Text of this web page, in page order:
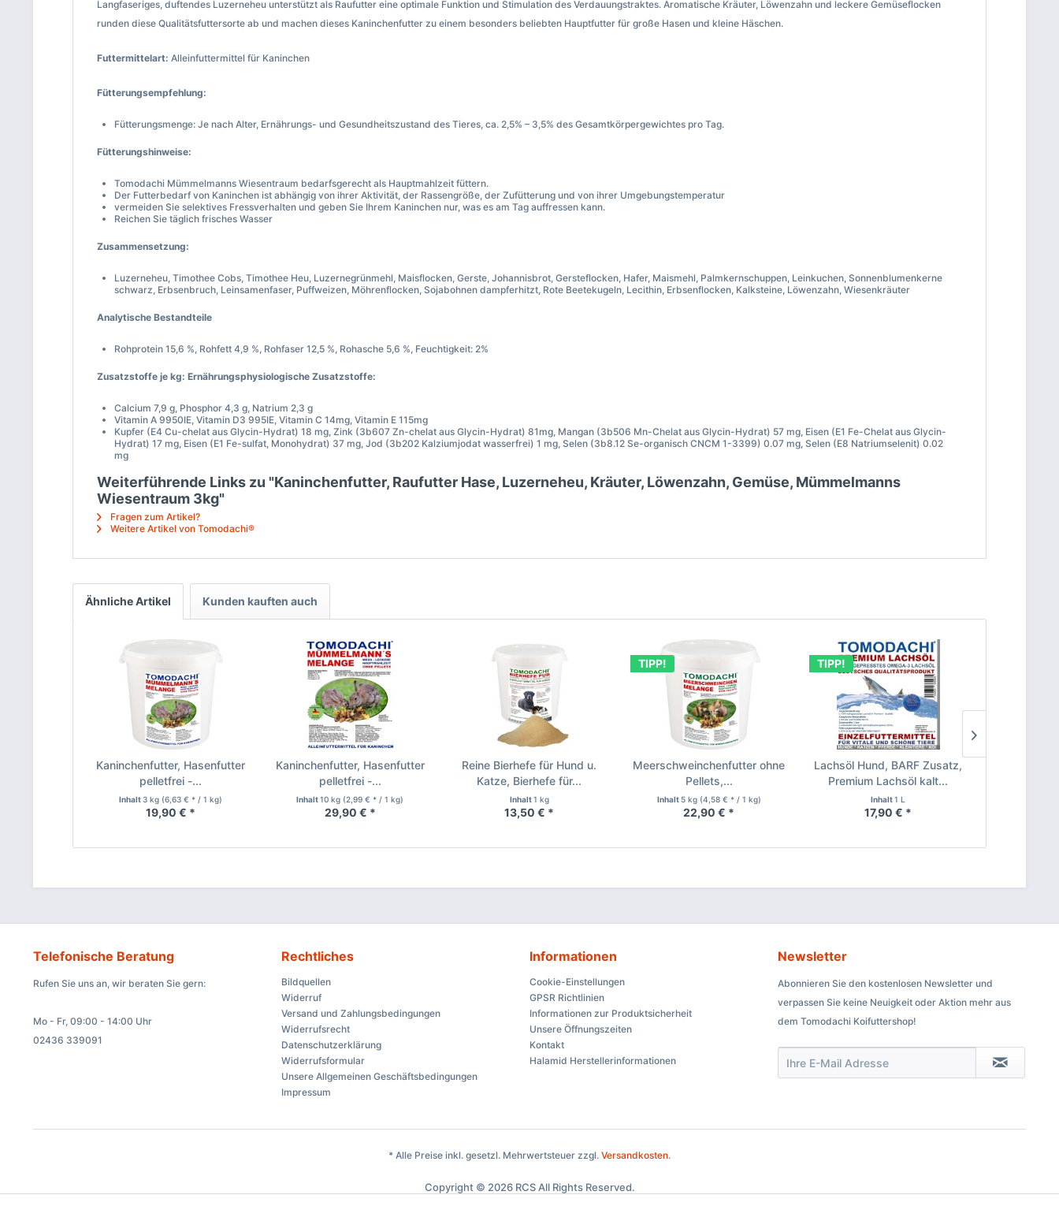
Langfaseriges, duftendes Luzerneheu unterstützt als Raufutter eine optimale Funktion und Stimulation des Verdauungstraktes. Aromatische Kräuter, Löwenzahn und leckere Gemüseflocken
runden diese Qualitätsfuttersorte ab und machen dieses Kaninchenfutter zu einem besonders beliebten Hauptfutter für große Hasen und kleine Häschen.
Futtermittelart: Alleinfuttermittel für Kaninchen
Fütterungsempfehlung:
Fütterungsmenge: Je nach Alter, Ernährungs- und Gesundheitszustand des Tieres, ca. 2,5% – 3,5% des Gesamtkörpergewichtes pro Tag.
Fütterungshinweise:
Tomodachi Mümmelmanns Wiesentraum bedarfsgerecht als Hauptmahlzeit füttern.
Der Futterbedarf von Kaninchen ist abhängig von ihrer Aktivität, der Rassengröße, der Zufütterung und von ihrer Umgebungstemperatur
vermeiden Sie selektives Fressverhalten und geben Sie Ihrem Kaninchen nur, was es am Tag auffressen kann.
Reichen Sie täglich frisches Wasser
Zusammensetzung:
Luzerneheu, Timothee Cobs, Timothee Heu, Luzernegrünmehl, Maisflocken, Gerste, Johannisbrot, Gersteflocken, Hafer, Maismehl, Palmkernschuppen, Leinkuchen, Sonnenblumenkerne
schwarz, Erbsenbruch, Leinsamenfaser, Puffweizen, Möhrenflocken, Sojabohnen dampferhitzt, Rote Beetekugeln, Lecithin, Erbsenflocken, Kalksteine, Löwenzahn, Wiesenkräuter
Analytische Bestandteile
Rohprotein 15,6 %, Rohfett 4,9 %, Rohfaser 12,5 %, Rohasche 5,6 %, Feuchtigkeit: 2%
Zusatzstoffe je kg: Ernährungsphysiologische Zusatzstoffe:
Calcium 7,9 g, Phosphor 4,3 g, Natrium 2,3 g
Vitamin A 9950IE, Vitamin D3 995IE, Vitamin C 14mg, Vitamin E 115mg
Kupfer (E4 Cu-chelat aus Glycin-Hydrat) 18 mg, Zink (3b607 Zn-chelat aus Glycin-Hydrat) 81mg, Mangan (3b506 Mn-Chelat aus Glycin-Hydrat) 57 mg, Eisen (E1 Fe-Chelat aus Glycin-
Hydrat) 17 mg, Eisen (E1 Fe-sulfat, Monohydrat) 37 mg, Jod (3b202 Kalziumjodat wasserfrei) 1 mg, Selen (3b8.12 Se-organisch CNCM 1-3399) 0.07 mg, Selen (E8 Natriumselenit) 0.02
mg
Weiterführende Links zu "Kaninchenfutter, Raufutter Hase, Luzerneheu, Kräuter, Löwenzahn, Gemüse, Mümmelmanns
Wiesentraum 3kg"
Fragen zum Artikel?
Weitere Artikel von Tomodachi®
Ähnliche Artikel Kunden kauften auch
Kaninchenfutter, Hasenfutter
pelletfrei -...
Inhalt3 kg (6,63 € * / 1 kg)
19,90 € *
Kaninchenfutter, Hasenfutter
pelletfrei -...
Inhalt10 kg (2,99 € * / 1 kg)
29,90 € *
Reine Bierhefe für Hund u.
Katze, Bierhefe für...
Inhalt1 kg
13,50 € *
TIPP!
Meerschweinchenfutter ohne
Pellets,...
Inhalt5 kg (4,58 € * / 1 kg)
22,90 € *
TIPP!
Lachsöl Hund, BARF Zusatz,
Premium Lachsöl kalt...
Inhalt1 L
17,90 € *
Telefonische Beratung
Rufen Sie uns an, wir beraten Sie gern:
Mo - Fr, 09:00 - 14:00 Uhr
02436 339091
Rechtliches
Bildquellen
Widerruf
Versand und Zahlungsbedingungen
Widerrufsrecht
Datenschutzerklärung
Widerrufsformular
Unsere Allgemeinen Geschäftsbedingungen
Impressum
Informationen
Cookie-Einstellungen
GPSR Richtlinien
Informationen zur Produktsicherheit
Unsere Öffnungszeiten
Kontakt
Halamid Herstellerinformationen
Newsletter
Abonnieren Sie den kostenlosen Newsletter und
verpassen Sie keine Neuigkeit oder Aktion mehr aus
dem Tomodachi Koifuttershop!
* Alle Preise inkl. gesetzl. Mehrwertsteuer zzgl. Versandkosten.
Copyright © 2026 RCS All Rights Reserved.